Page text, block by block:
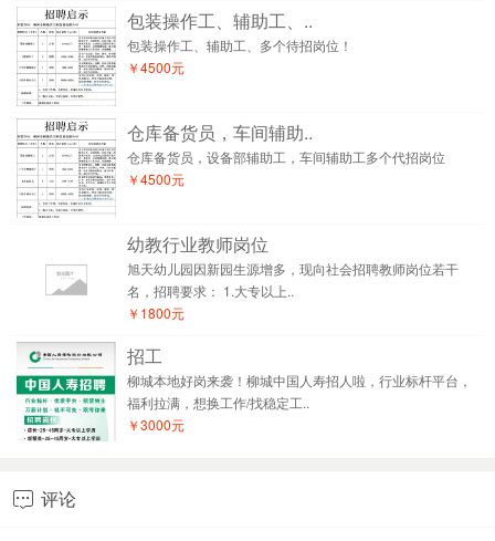
包装操作工、辅助工、..
包装操作工、辅助工、多个待招岗位！
￥4500元
仓库备货员，车间辅助..
仓库备货员，设备部辅助工，车间辅助工多个代招岗位
￥4500元
幼教行业教师岗位
旭天幼儿园因新园生源增多，现向社会招聘教师岗位若干
名，招聘要求： 1.大专以上..
￥1800元
招工
柳城本地好岗来袭！柳城中国人寿招人啦，行业标杆平台，
福利拉满，想换工作/找稳定工..
￥3000元
 评论